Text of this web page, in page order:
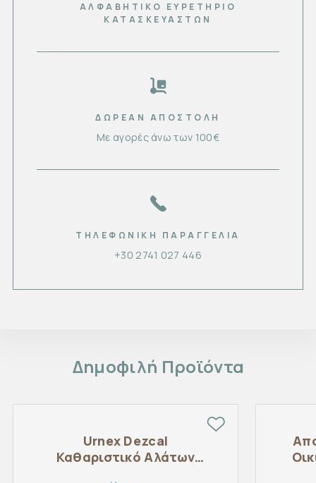
ΑΛΦΑΒΗΤΙΚΟ ΕΥΡΕΤΗΡΙΟ
ΚΑΤΑΣΚΕΥΑΣΤΏΝ
ΔΩΡΕΑΝ ΑΠΟΣΤΟΛΗ
Με αγορές άνω των 100€
ΤΗΛΕΦΩΝΙΚΉ ΠΑΡΑΓΓΕΛΊΑ
+30 2741 027 446
Δημοφιλή Προϊόντα
Urnex Dezcal
Καθαριστικό Αλάτων